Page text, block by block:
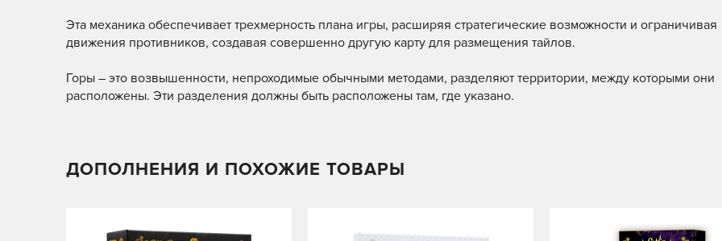
Эта механика обеспечивает трехмерность плана игры, расширяя стратегические возможности и ограничивая
движения противников, создавая совершенно другую карту для размещения тайлов.
Горы – это возвышенности, непроходимые обычными методами, разделяют территории, между которыми они
расположены. Эти разделения должны быть расположены там, где указано.
ДОПОЛНЕНИЯ И ПОХОЖИЕ ТОВАРЫ